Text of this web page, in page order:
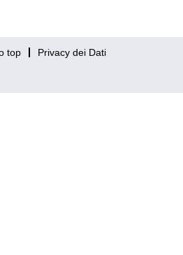
top Privacy dei Dati